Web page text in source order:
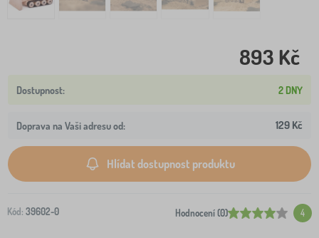
893 Kč
2 DNY
Doprava na Vaši adresu od: 129 Kč
Hlídat dostupnost produktu
Kód: 39602-0 Hodnocení (0) 4